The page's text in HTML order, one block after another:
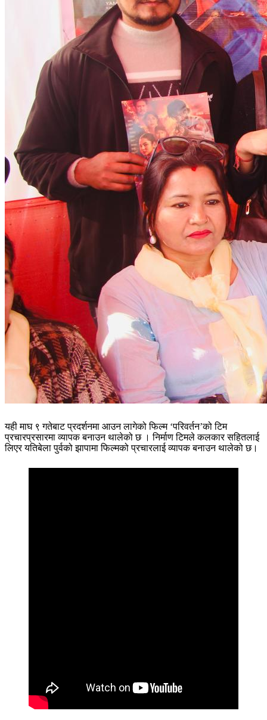
यही माघ ९ गतेबाट प्रदर्शनमा आउन लागेको फिल्म ‘परिवर्तन’को टिम
प्रचारप्रसारमा व्यापक बनाउन थालेको छ । निर्माण टिमले कलकार सहितलाई
लिएर यतिबेला पुर्वको झापामा फिल्मको प्रचारलाई व्यापक बनाउन थालेको छ।